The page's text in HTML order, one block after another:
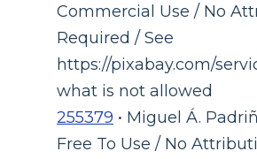
Commercial Use / No
Required / See
https://pixabay.com/
what is not allowed
255379 • Miguel Á.
Free To Use / No